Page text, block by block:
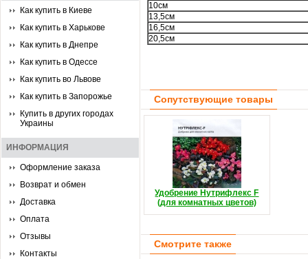
Как купить в Киеве
Как купить в Харькове
Как купить в Днепре
Как купить в Одессе
Как купить во Львове
Как купить в Запорожье
Купить в других городах
Украины
ИНФОРМАЦИЯ
Оформление заказа
Возврат и обмен
Доставка
Оплата
Отзывы
Контакты
10см
13,5см
16,5см
20,5см
Сопутствующие товары
Удобрение Нутрифлекс F
(для комнатных цветов)
Смотрите также